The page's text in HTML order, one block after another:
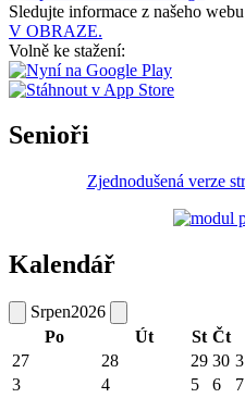
Sledujte informace z našeho
V OBRAZE.
Volně ke stažení:
Senioři
Zjednodušená verze
Kalendář
Srpen2026
Po
Út St Čt
27
28 29 30
3
4 5 6 7